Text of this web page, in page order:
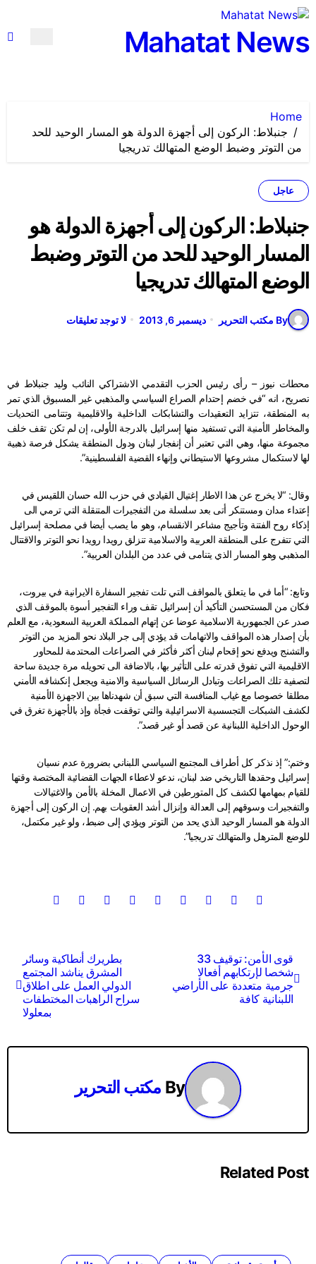
التجاوز
إلى
المحتوى
Mahatat News
Home
جنبلاط: الركون إلى أجهزة الدولة هو المسار الوحيد للحد
من التوتر وضبط الوضع المتهالك تدريجيا
عاجل
جنبلاط: الركون إلى أجهزة الدولة هو
المسار الوحيد للحد من التوتر وضبط
الوضع المتهالك تدريجيا
By مكتب التحرير ديسمبر 6, 2013 لا توجد تعليقات
محطات نيوز – رأى رئيس الحزب التقدمي الاشتراكي النائب وليد جنبلاط في
تصريح، انه “في خضم إحتدام الصراع السياسي والمذهبي غير المسبوق الذي تمر
به المنطقة، تتزايد التعقيدات والتشابكات الداخلية والاقليمية وتتنامى التحديات
والمخاطر الأمنية التي تستفيد منها إسرائيل بالدرجة الأولى، إن لم تكن تقف خلف
مجموعة منها، وهي التي تعتبر أن إنفجار لبنان ودول المنطقة يشكل فرصة ذهبية
لها لاستكمال مشروعها الاستيطاني وإنهاء القضية الفلسطينية”.
وقال: “لا يخرج عن هذا الاطار إغتيال القيادي في حزب الله حسان اللقيس في
إعتداء مدان ومستنكر أتى بعد سلسلة من التفجيرات المتنقلة التي ترمي الى
إذكاء روح الفتنة وتأجيج مشاعر الانقسام، وهو ما يصب أيضا في مصلحة إسرائيل
التي تتفرج على المنطقة العربية والاسلامية تنزلق رويدا رويدا نحو التوتر والاقتتال
المذهبي وهو المسار الذي يتنامى في عدد من البلدان العربية”.
وتابع: “أما في ما يتعلق بالمواقف التي تلت تفجير السفارة الايرانية في بيروت،
فكان من المستحسن التأكيد أن إسرائيل تقف وراء التفجير أسوة بالموقف الذي
صدر عن الجمهورية الاسلامية عوضا عن إتهام المملكة العربية السعودية، مع العلم
بأن إصدار هذه المواقف والاتهامات قد يؤدي إلى جر البلاد نحو المزيد من التوتر
والتشنج ويدفع نحو إقحام لبنان أكثر فأكثر في الصراعات المحتدمة للمحاور
الاقليمية التي تفوق قدرته على التأثير بها، بالاضافة الى تحويله مرة جديدة ساحة
لتصفية تلك الصراعات وتبادل الرسائل السياسية والامنية ويجعل إنكشافه الأمني
مطلقا خصوصا مع غياب المنافسة التي سبق أن شهدناها بين الاجهزة الأمنية
لكشف الشبكات التجسسية الاسرائيلية والتي توقفت فجأة وإذ بالأجهزة تغرق في
الوحول الداخلية اللبنانية عن قصد أو غير قصد”.
وختم:” إذ نذكر كل أطراف المجتمع السياسي اللبناني بضرورة عدم نسيان
إسرائيل وحقدها التاريخي ضد لبنان، ندعو لاعطاء الجهات القضائية المختصة وقتها
للقيام بمهامها لكشف كل المتورطين في الاعمال المخلة بالأمن والاغتيالات
والتفجيرات وسوقهم إلى العدالة وإنزال أشد العقوبات بهم. إن الركون إلى أجهزة
الدولة هو المسار الوحيد الذي يحد من التوتر ويؤدي إلى ضبط، ولو غير مكتمل،
للوضع المترهل والمتهالك تدريجيا”.
تصفّح
المقالات
قوى الأمن: توقيف 33
شخصا لإرتكابهم أفعالا
جرمية متعددة على الأراضي
اللبنانية كافة
بطريرك أنطاكية وسائر
المشرق يناشد المجتمع
الدولي العمل على اطلاق
سراح الراهبات المختطفات
بمعلولا
By مكتب التحرير
Related Post